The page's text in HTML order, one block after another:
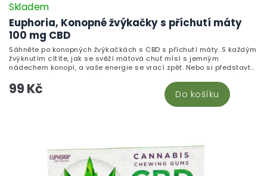
Euphoria, Konopné žvýkačky s příchutí máty
100 mg CBD
Skladem
99 Kč Do košíku
Sáhněte po konopných žvýkačkách s CBD s příchutí máty. S každým
žvýknutím cítíte, jak se svěží mátová chuť mísí s jemným
nádechem konopí, a vaše energie se vrací zpět. Nebo si představte,
jak jste s přáteli a podělíte se o tyto lahodné žvýkačky. Nejenže
osvěží váš dech, ale díky CBD vás také zklidní a uvolní.